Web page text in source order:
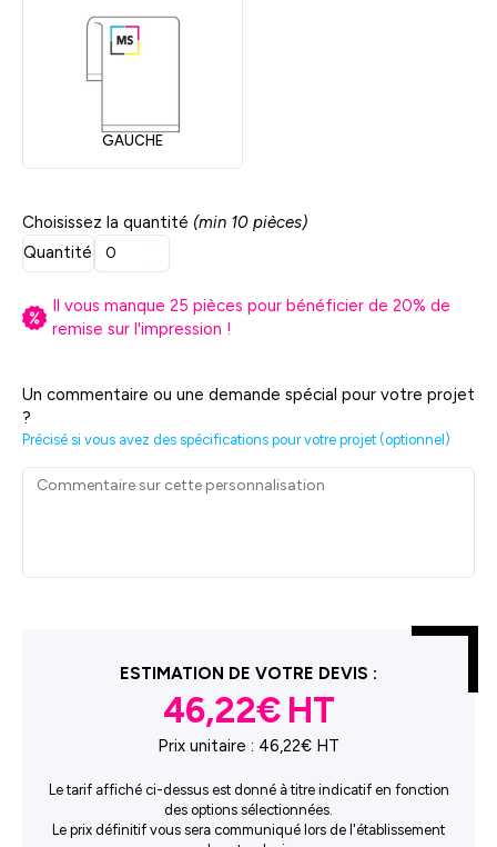
GAUCHE
Choisissez la quantité (min 10 pièces)
Quantité
Il vous manque 25 pièces pour bénéficier de 20% de
remise sur l'impression !
Un commentaire ou une demande spécial pour votre projet
?
Précisé si vous avez des spécifications pour votre projet (optionnel)
ESTIMATION DE VOTRE DEVIS :
46,22€
Prix unitaire : 46,22€ HT
Le tarif affiché ci-dessus est donné à titre indicatif en fonction
des options sélectionnées.
Le prix définitif vous sera communiqué lors de l'établissement